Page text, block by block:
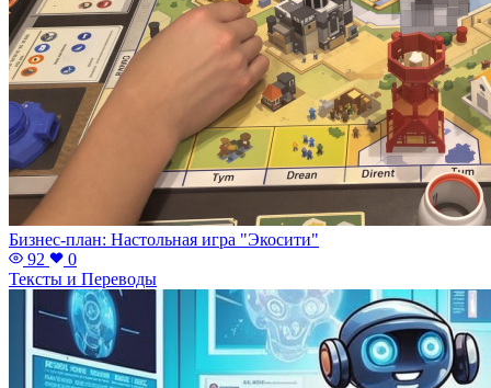
Бизнес-план: Настольная игра "Экосити"
92
0
Тексты и Переводы